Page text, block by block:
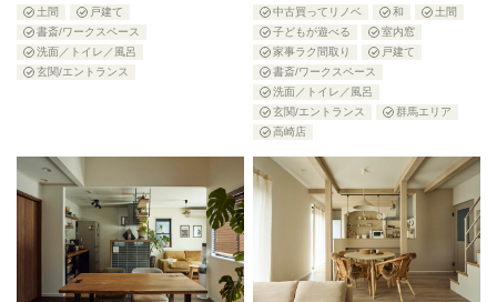
土間
戸建て
書斎/ワークスペース
洗面／トイレ／風呂
玄関/エントランス
中古買ってリノベ
和
土間
子どもが遊べる
室内窓
家事ラク間取り
戸建て
書斎/ワークスペース
洗面／トイレ／風呂
玄関/エントランス
群馬エリア
高崎店